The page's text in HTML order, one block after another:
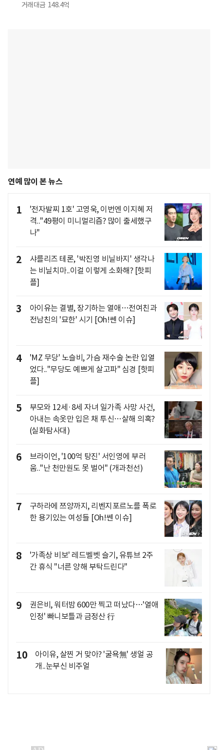
거래대금 148.4억
연예 많이 본 뉴스
1
'전자발찌 1호' 고영욱, 이번엔 이지혜 저
격.."49평이 미니멀리즘? 많이 출세했구
나"
2
샤를리즈 테론, '박진영 비닐바지' 생각나
는 비닐치마..이걸 이렇게 소화해? [핫피
플]
3
아이유는 결별, 장기하는 열애…전여친과
전남친의 '묘한' 시기 [Oh!쎈 이슈]
4
'MZ 무당' 노슬비, 가슴 재수술 논란 입열
었다.."무당도 예쁘게 살고파" 심경 [핫피
플]
5
부모와 12세·8세 자녀 일가족 사망 사건,
아내는 속옷만 입은 채 투신…살해 의혹?
(실화탐사대)
6
브라이언, '100억 탕진' 서인영에 부러
움.."난 천만원도 못 벌어" (개과천선)
7
구하라에 쯔양까지, 리벤지포르노를 폭로
한 용기있는 여성들 [Oh!쎈 이슈]
8
'가족상 비보' 레드벨벳 슬기, 유튜브 2주
간 휴식 "너른 양해 부탁드린다"
9
권은비, 워터밤 600만 찍고 떠났다…'열애
인정' 빠니보틀과 금정산 行
10
아이유, 살찐 거 맞아? '굴욕無' 생얼 공
개..눈부신 비주얼